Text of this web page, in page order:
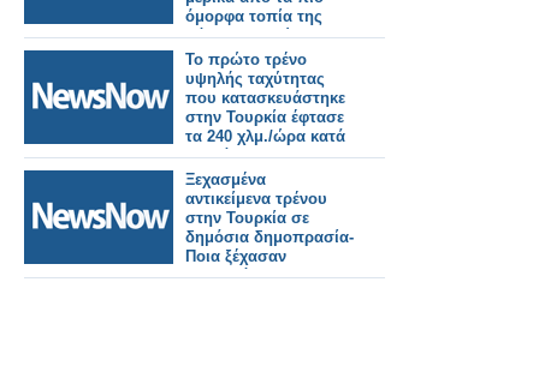
όμορφα τοπία της
Βόρειας Ευρώπης.
Το πρώτο τρένο
υψηλής ταχύτητας
που κατασκευάστηκε
στην Τουρκία έφτασε
τα 240 χλμ./ώρα κατά
τη διάρκεια των
δοκιμών
Ξεχασμένα
αντικείμενα τρένου
στην Τουρκία σε
δημόσια δημοπρασία-
Ποια ξέχασαν
περισσότερο οι